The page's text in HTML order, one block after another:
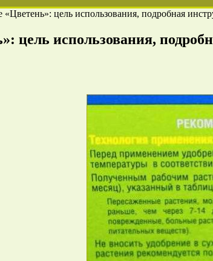
«Цветень»: цель использования, подробная
цель использования,